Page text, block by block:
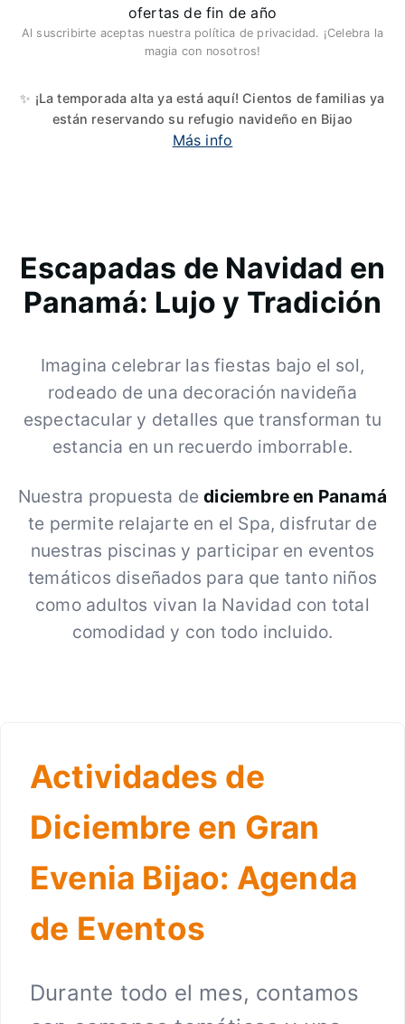
ofertas de fin de año
Al suscribirte aceptas nuestra política de privacidad. ¡Celebra la
magia con nosotros!
✨ ¡La temporada alta ya está aquí! Cientos de familias ya
están reservando su refugio navideño en Bijao
Más info
Escapadas de Navidad en
Panamá: Lujo y Tradición
Imagina celebrar las fiestas bajo el sol,
rodeado de una decoración navideña
espectacular y detalles que transforman tu
estancia en un recuerdo imborrable.
Nuestra propuesta dediciembre en Panamá
te permite relajarte en el Spa, disfrutar de
nuestras piscinas y participar en eventos
temáticos diseñados para que tanto niños
como adultos vivan la Navidad con total
comodidad y con todo incluido.
Actividades de
Diciembre en Gran
Evenia Bijao: Agenda
de Eventos
Durante todo el mes, contamos